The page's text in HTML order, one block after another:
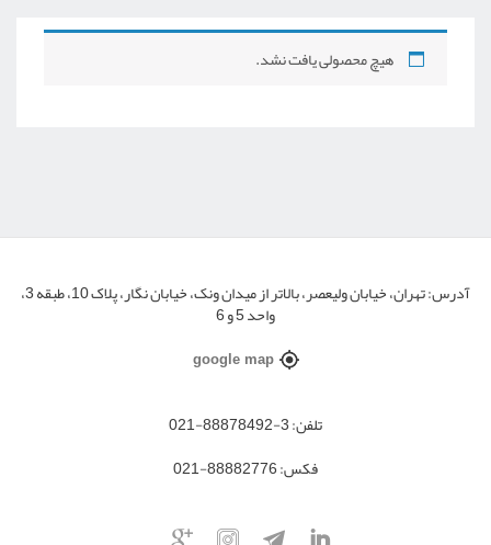
هیچ محصولی یافت نشد.
آدرس: تهران، خیابان ولیعصر، بالاتر از میدان ونک، خیابان نگار، پلاک 10، طبقه 3،
واحد 5 و 6
google map
تلفن:3-88878492-021
فکس:88882776-021